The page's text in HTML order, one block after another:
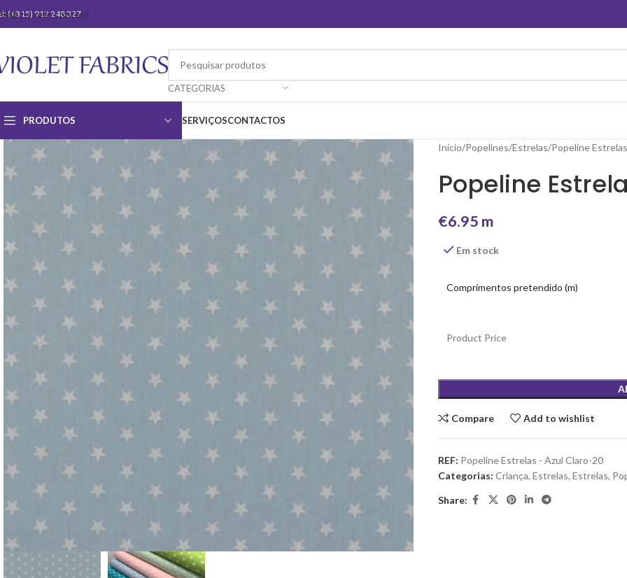
Skip to main content
(+315) 912 248 327
CATEGORIAS
PRODUTOS SERVIÇOSCONTACTOS
Início Popelines Estrelas Popeline
Popeline
€6.95 m
Em stock
Comprimentos pretendido (m)
Product Price
Compare Add to wishlist
REF: Popeline Estrelas - Azul Claro-20
Categorias: Criança, Estrelas, Estrelas,
Share: